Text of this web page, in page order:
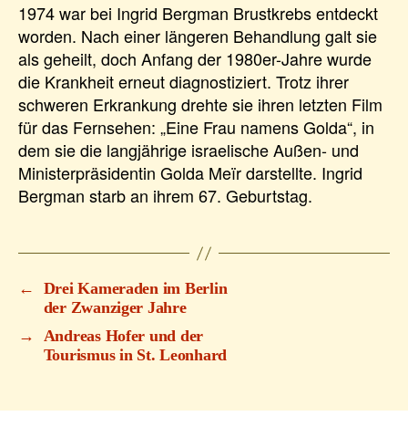
1974 war bei Ingrid Bergman Brustkrebs entdeckt
worden. Nach einer längeren Behandlung galt sie
als geheilt, doch Anfang der 1980er-Jahre wurde
die Krankheit erneut diagnostiziert. Trotz ihrer
schweren Erkrankung drehte sie ihren letzten Film
für das Fernsehen: „Eine Frau namens Golda“, in
dem sie die langjährige israelische Außen- und
Ministerpräsidentin Golda Meïr darstellte. Ingrid
Bergman starb an ihrem 67. Geburtstag.
←
Drei Kameraden im Berlin
der Zwanziger Jahre
→
Andreas Hofer und der
Tourismus in St. Leonhard